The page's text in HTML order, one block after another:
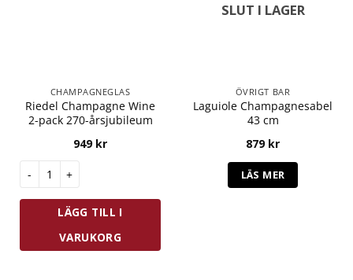
CHAMPAGNEGLAS
Riedel Champagne Wine
2-pack 270-årsjubileum
949 kr
Riedel Champagne Wine 2-pack 270-årsjubileum mängd
LÄGG TILL I
VARUKORG
SLUT I LAGER
ÖVRIGT BAR
Laguiole Champagnesabel
43 cm
879 kr
LÄS MER